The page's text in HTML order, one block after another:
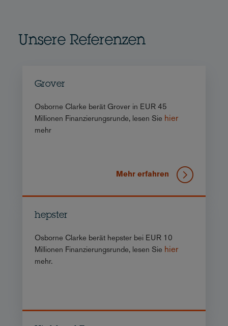
Unsere Referenzen
Grover
Osborne Clarke berät Grover in EUR 45
Millionen Finanzierungsrunde, lesen Sie hier
mehr
Mehr erfahren
hepster
Osborne Clarke berät hepster bei EUR 10
Millionen Finanzierungsrunde, lesen Sie hier
mehr.